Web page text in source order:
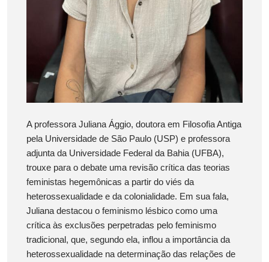
A professora Juliana Ággio, doutora em Filosofia Antiga
pela Universidade de São Paulo (USP) e professora
adjunta da Universidade Federal da Bahia (UFBA),
trouxe para o debate uma revisão crítica das teorias
feministas hegemônicas a partir do viés da
heterossexualidade e da colonialidade. Em sua fala,
Juliana destacou o feminismo lésbico como uma
crítica às exclusões perpetradas pelo feminismo
tradicional, que, segundo ela, inflou a importância da
heterossexualidade na determinação das relações de